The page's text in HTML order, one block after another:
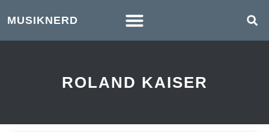
MUSIKNERD
ROLAND KAISER